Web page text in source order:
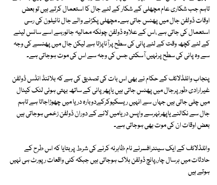
تاہم جب شکاری عام مچھلی کے شکار کے لئے جال کا استعمال کرتے ہیں تو بعض
اوقات ڈولفن جال میں پھنس جاتی ہے۔ مچھلی پکڑنے والے جال نائیلون کی رسی
استعمال کی جاتی ہے ،اس کے علاوہ ڈولفن چونکہ ممالیہ جانورہے اسے سانس لینے
کے لئے کچھ وقت کے لئے پانی کی سطح پرآناپڑتا ہے لیکن جال میں پھنسے کی وجہ
سے وہ پانی کی سطح پرنہیں آسکتی جس کی وجہ سے اس کی موت ہوجاتی ہے۔
پنجاب وائلڈلائف کے حکام نے بھی اس بات کی تصدیق کی ہے کہ بلائنڈ انڈس ڈولفن
غیرارادی طورپرجال میں پھنس جاتی ہیں یاپھرپانی کے ساتھ بہتی ہوئی لنک کینال
میں چلی جاتی ہیں جہاں سے انہیں ریسکیوکرکےدوبارہ دریا میں چھوڑاجاتا ہے تاہم
جال سے نکالنے یاپھرنہرسے واپس دریامیں لانے کے دوران ڈولفن زخمی ہوجاتی ہیں
بعض اوقات ان کی موت بھی ہوجاتی ہے۔
وائلڈلائف کے ایک سینئرافسرنے نام ظاہرنہ کرنے کی شرط پربتایا کہ اس طرح کے
حادثات میں ہرسال چار،پانچ ڈولفن ہلاک ہوجاتی ہیں جبکہ کئی واقعات رپورٹ ہی نہیں
ہوتے ہیں